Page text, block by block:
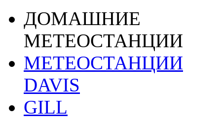
ДОМАШНИЕ
МЕТЕОСТАНЦИИ
МЕТЕОСТАНЦИИ
DAVIS
GILL